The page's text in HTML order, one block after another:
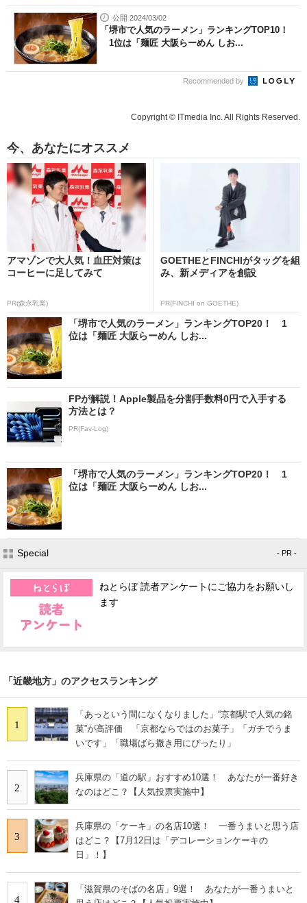
公開 2024/03/02
「堺市で人気のラーメン」ランキングTOP10！
1位は「麺匠 大阪らーめん しお...
Recommended by
Copyright © ITmedia Inc. All Rights Reserved.
今、あなたにオススメ
アマゾンで大人気！血圧対策は
コーヒーに足してみて
PR(森永乳業)
GOETHEとFINCHIがタッグを組
み、新メディアを創設
PR(FINCHI on GOETHE)
「堺市で人気のラーメン」ランキングTOP20！ 1
位は「麺匠 大阪らーめん しお...
FPが解説！Apple製品を分割手数料0円で入手する
方法とは？
PR(Fav-Log)
「堺市で人気のラーメン」ランキングTOP20！ 1
位は「麺匠 大阪らーめん しお...
Special - PR -
ねとらぼ 読者アンケートにご協力をお願いし
ます
「近畿地方」のアクセスランキング
1
「あっという間になくなりました」“京都駅で人気の銘
菓”が高評価 「京都ならではのお菓子」「ガチでうま
いです」「職場ばら撒き用にぴったり」
2
兵庫県の「道の駅」おすすめ10選！ あなたが一番好き
なのはどこ？【人気投票実施中】
3
兵庫県の「ケーキ」の名店10選！ 一番うまいと思う店
はどこ？【7月12日は「デコレーションケーキの
日」！】
4
「滋賀県のそばの名店」9選！ あなたが一番うまいと